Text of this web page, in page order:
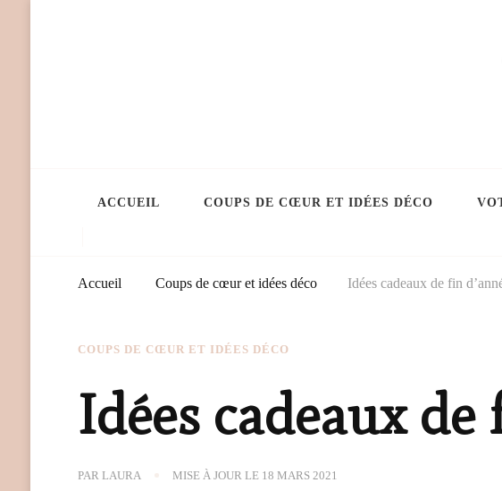
ACCUEIL COUPS DE CŒUR ET IDÉES DÉCO
Accueil Coups de cœur et idées déco Idées cadeaux de fin
COUPS DE CŒUR ET IDÉES DÉCO
Idées cadeaux de
PAR LAURA MISE À JOUR LE 18 MARS 2021